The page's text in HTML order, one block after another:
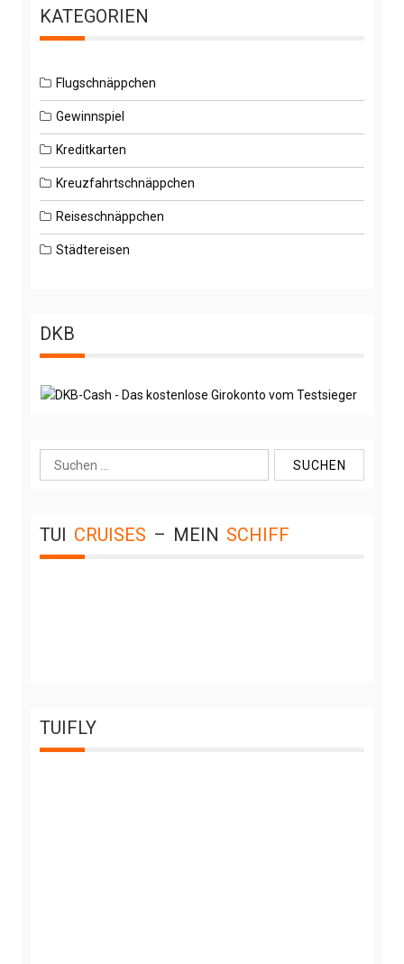
KATEGORIEN
Flugschnäppchen
Gewinnspiel
Kreditkarten
Kreuzfahrtschnäppchen
Reiseschnäppchen
Städtereisen
DKB
Suche
nach:
TUI CRUISES – MEIN SCHIFF
TUIFLY